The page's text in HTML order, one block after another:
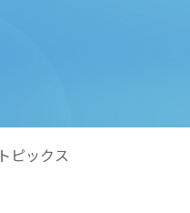
トピックス